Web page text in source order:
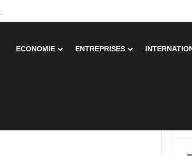
la vue après une greffe inédite
ECONOMIE ENTREPRISES